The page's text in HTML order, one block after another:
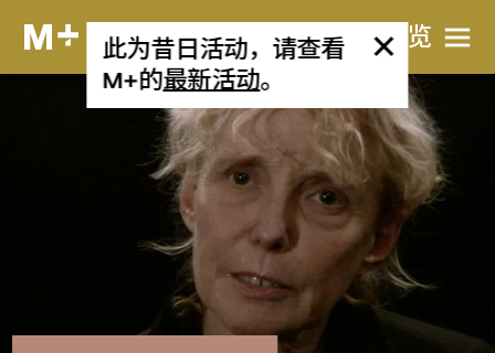
网站导览
此为昔日活动，请查看
M+的最新活动。